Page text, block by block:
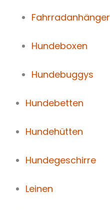
Fahrradanhänger
Hundeboxen
Hundebuggys
Hundebetten
Hundehütten
Hundegeschirre
Leinen